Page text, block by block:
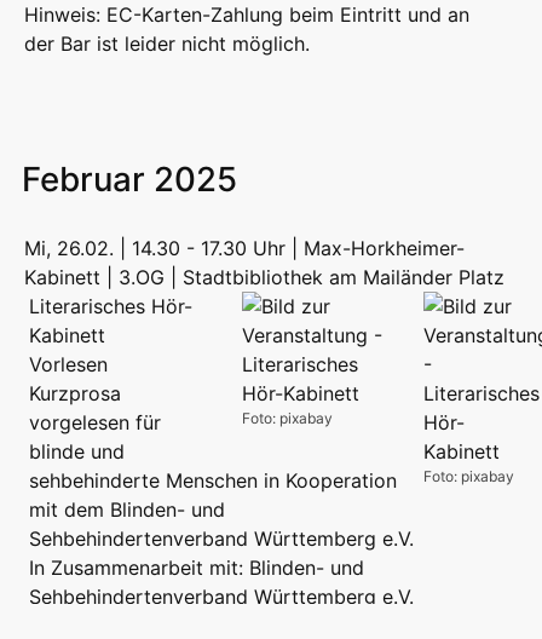
Hinweis: EC-Karten-Zahlung beim Eintritt und an
der Bar ist leider nicht möglich.
Februar 2025
Mi, 26.02. | 14.30 - 17.30 Uhr | Max-Horkheimer-
Kabinett | 3.OG | Stadtbibliothek am Mailänder Platz
Foto: pixabay
Foto: pixabay
Literarisches Hör-
Kabinett
Vorlesen
Kurzprosa
vorgelesen für
blinde und
sehbehinderte Menschen in Kooperation
mit dem Blinden- und
Sehbehindertenverband Württemberg e.V.
In Zusammenarbeit mit: Blinden- und
Sehbehindertenverband Württemberg e.V.